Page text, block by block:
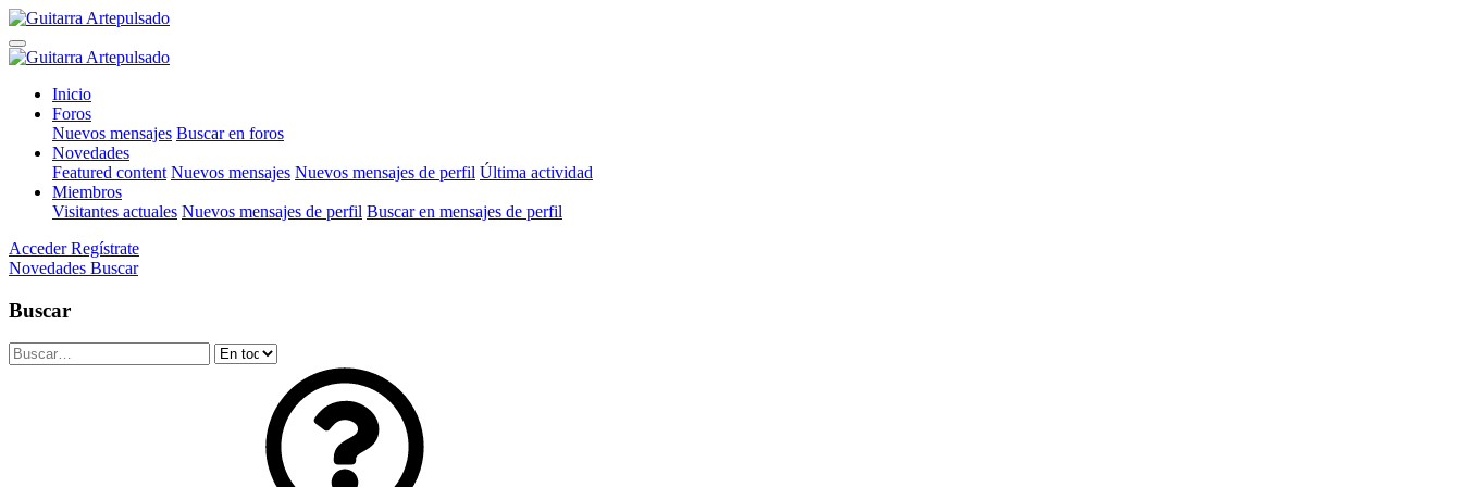
Inicio
Foros
Nuevos mensajes Buscar en foros
Novedades
Featured content Nuevos mensajes Nuevos mensajes de perfil Última actividad
Miembros
Visitantes actuales Nuevos mensajes de perfil Buscar en mensajes de perfil
Acceder Regístrate
Novedades Buscar
Buscar